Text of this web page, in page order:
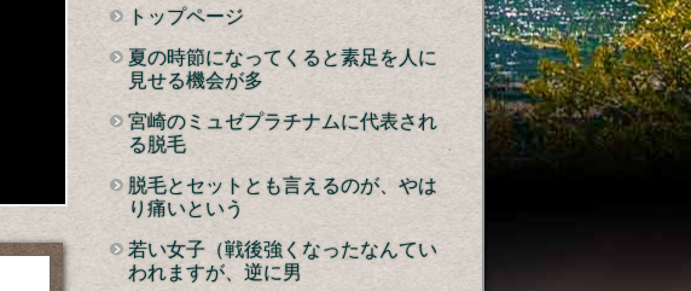
トップページ
夏の時節になってくると素足を人に
見せる機会が多
宮崎のミュゼプラチナムに代表され
る脱毛
脱毛とセットとも言えるのが、やは
り痛いという
若い女子（戦後強くなったなんてい
われますが、逆に男